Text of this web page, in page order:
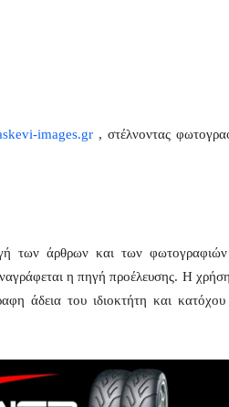
images.gr , στέλνοντας
των άρθρων και των
η πηγή προέλευσης. Η
άδεια του ιδιοκτήτη και